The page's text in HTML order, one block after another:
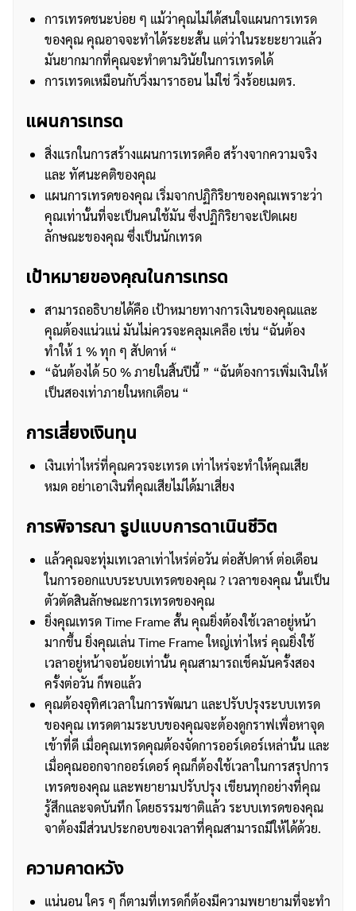
การเทรดชนะบ่อย ๆ แม้ว่าคุณไม่ได้สนใจแผนการเทรด
ของคุณ คุณอาจจะทำได้ระยะสั้น แต่ว่าในระยะยาวแล้ว
มันยากมากที่คุณจะทำตามวินัยในการเทรดได้
การเทรดเหมือนกับวิ่งมาราธอน ไม่ใช่ วิ่งร้อยเมตร.
แผนการเทรด
สิ่งแรกในการสร้างแผนการเทรดคือ สร้างจากความจริง
และ ทัศนะคติของคุณ
แผนการเทรดของคุณ เริ่มจากปฏิกิริยาของคุณเพราะว่า
คุณเท่านั้นที่จะเป็นคนใช้มัน ซึ่งปฏิกิริยาจะเปิดเผย
ลักษณะของคุณ ซึ่งเป็นนักเทรด
เป้าหมายของคุณในการเทรด
สามารถอธิบายได้คือ เป้าหมายทางการเงินของคุณและ
คุณต้องแน่วแน่ มันไม่ควรจะคลุมเคลือ เช่น “ฉันต้อง
ทำให้ 1 % ทุก ๆ สัปดาห์ “
“ฉันต้องได้ 50 % ภายในสิ้นปีนี้ ” “ฉันต้องการเพิ่มเงินให้
เป็นสองเท่าภายในหกเดือน “
การเสี่ยงเงินทุน
เงินเท่าไหร่ที่คุณควรจะเทรด เท่าไหร่จะทำให้คุณเสีย
หมด อย่าเอาเงินที่คุณเสียไม่ได้มาเสี่ยง
การพิจารณา รูปแบบการดาเนินชีวิต
แล้วคุณจะทุ่มเทเวลาเท่าไหร่ต่อวัน ต่อสัปดาห์ ต่อเดือน
ในการออกแบบระบบเทรดของคุณ ? เวลาของคุณ นั้นเป็น
ตัวตัดสินลักษณะการเทรดของคุณ
ยิ่งคุณเทรด Time Frame สั้น คุณยิ่งต้องใช้เวลาอยู่หน้า
มากขึ้น ยิ่งคุณเล่น Time Frame ใหญ่เท่าไหร่ คุณยิ่งใช้
เวลาอยู่หน้าจอน้อยเท่านั้น คุณสามารถเช็คมันครั้งสอง
ครั้งต่อวัน ก็พอแล้ว
คุณต้องอุทิศเวลาในการพัฒนา และปรับปรุงระบบเทรด
ของคุณ เทรดตามระบบของคุณจะต้องดูกราฟเพื่อหาจุด
เข้าที่ดี เมื่อคุณเทรดคุณต้องจัดการออร์เดอร์เหล่านั้น และ
เมื่อคุณออกจากออร์เดอร์ คุณก็ต้องใช้เวลาในการสรุปการ
เทรดของคุณ และพยายามปรับปรุง เขียนทุกอย่างที่คุณ
รู้สึกและจดบันทึก โดยธรรมชาติแล้ว ระบบเทรดของคุณ
จาต้องมีส่วนประกอบของเวลาที่คุณสามารถมีให้ได้ด้วย.
ความคาดหวัง
แน่นอน ใคร ๆ ก็ตามที่เทรดก็ต้องมีความพยายามที่จะทำ